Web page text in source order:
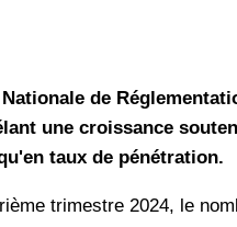
Nationale de
une croissance
taux de pénétration.
trimestre 2024, le